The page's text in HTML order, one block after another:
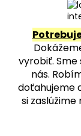
vyrobiť.
nás.
doťahujeme
si zaslúžime